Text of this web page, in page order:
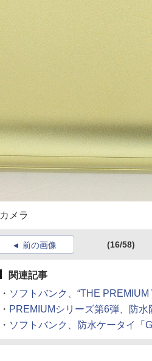
カメラ
前の画像 (16/58)
関連記事
・ ソフトバンク、“THE
・ PREMIUMシリーズ第6弾、防水
・ ソフトバンク、防水ケータイ「